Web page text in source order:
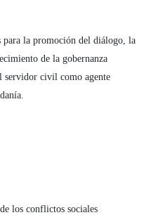
para la promoción del diálogo, la
de la gobernanza
servidor civil como agente
los conflictos sociales